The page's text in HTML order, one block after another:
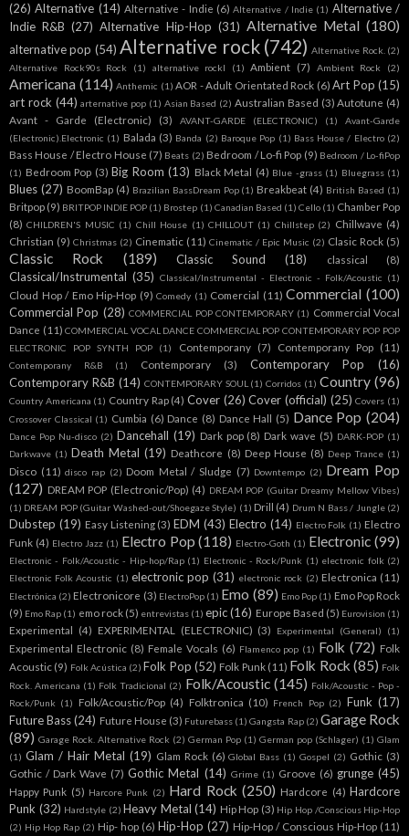
(26) Alternative (14) Alternative - Indie (6) Alternative / Indie (1) Alternative /
Indie R&B (27) Alternative Hip-Hop (31) Alternative Metal (180)
alternative pop (54) Alternative rock (742) Alternative Rock. (2)
Alternative Rock90s Rock
(1) alternative rockl (1) Ambient (7) Ambient Rock (2)
Americana (114) Anthemic (1) AOR - Adult Orientated Rock (6) Art Pop (15)
art rock (44) arternative pop (1) Asian Based (2) Australian Based (3) Autotune (4)
Avant - Garde (Electronic)
(3) AVANT-GARDE (ELECTRONIC) (1)
Avant-Garde
(Electronic).Electronic (1) Balada (3) Banda (2) Baroque Pop (1) Bass House / Electro (2)
Bass House / Electro House (7) Beats (2) Bedroom / Lo-fi Pop (9) Bedroom / Lo-fiPop
(1) Bedroom Pop (3) Big Room (13) Black Metal (4) Blue -grass (1) Bluegrass (1)
Blues (27) BoomBap (4) Brazilian BassDream Pop (1) Breakbeat (4) British Based (1)
Britpop (9) BRITPOP INDIE POP (1) Brostep (1) Canadian Based (1) Cello (1) Chamber Pop
(8) CHILDREN'S MUSIC (1) Chill House (1) CHILLOUT (1) Chillstep (2) Chillwave (4)
Christian (9) Christmas (2) Cinematic (11) Cinematic / Epic Music (2) Clasic Rock (5)
Classic Rock (189) Classic Sound (18) classical (8)
Classical/Instrumental (35) Classical/Instrumental - Electronic - Folk/Acoustic (1)
Cloud Hop / Emo Hip-Hop (9) Comedy (1) Comercial (11) Commercial (100)
Commercial Pop (28) COMMERCIAL POP CONTEMPORARY (1) Commercial Vocal
Dance (11) COMMERCIAL VOCAL DANCE COMMERCIAL POP CONTEMPORARY POP POP
ELECTRONIC POP SYNTH POP
(1) Contemporany (7) Contemporany Pop (11)
Contemporany R&B (1) Contemporary (3) Contemporary Pop
(16)
Contemporary R&B (14) CONTEMPORARY SOUL (1) Corridos (1) Country (96)
Country Americana (1) Country Rap (4) Cover (26) Cover (official) (25) Covers (1)
Crossover Classical (1) Cumbia (6) Dance (8) Dance Hall (5) Dance Pop (204)
Dance Pop Nu-disco (2) Dancehall (19) Dark pop (8) Dark wave (5) DARK-POP (1)
Darkwave (1) Death Metal (19) Deathcore (8) Deep House (8) Deep Trance (1)
Disco (11) disco rap (2) Doom Metal / Sludge (7) Downtempo (2) Dream Pop
(127) DREAM POP (Electronic/Pop) (4) DREAM POP (Guitar Dreamy Mellow Vibes)
(1) DREAM POP (Guitar Washed-out/Shoegaze Style) (1) Drill (4) Drum N Bass / Jungle (2)
Dubstep (19) Easy Listening (3) EDM (43) Electro (14) Electro Folk (1) Electro
Funk (4) Electro Jazz (1) Electro Pop (118) Electro-Goth (1) Electronic (99)
Electronic - Folk/Acoustic - Hip-hop/Rap (1) Electronic - Rock/Punk (1) electronic folk (2)
Electronic Folk Acoustic (1) electronic pop (31) electronic rock (2) Electronica (11)
Electrónica (2) Electronicore (3) ElectroPop (1) Emo (89) Emo Pop (1) Emo Pop Rock
(9) Emo Rap (1) emo rock (5) entrevistas (1) epic (16) Europe Based (5) Eurovision (1)
Experimental (4) EXPERIMENTAL (ELECTRONIC) (3) Experimental (General) (1)
Experimental Electronic (8) Female Vocals (6) Flamenco pop (1) Folk (72) Folk
Acoustic (9) Folk Acústica (2) Folk Pop (52) Folk Punk (11) Folk Rock (85) Folk
Rock. Americana (1) Folk Tradicional (2) Folk/Acoustic (145) Folk/Acoustic - Pop -
Rock/Punk (1) Folk/Acoustic/Pop (4) Folktronica (10) French Pop (2) Funk (17)
Future Bass (24) Future House (3) Futurebass (1) Gangsta Rap (2) Garage Rock
(89) Garage Rock. Alternative Rock (2) German Pop (1) German pop (Schlager) (1) Glam
(1) Glam / Hair Metal (19) Glam Rock (6) Global Bass (1) Gospel (2) Gothic (3)
Gothic / Dark Wave (7) Gothic Metal (14) Grime (1) Groove (6) grunge (45)
Happy Punk (5) Harcore Punk (2) Hard Rock (250) Hardcore (4) Hardcore
Punk (32) Hardstyle (2) Heavy Metal (14) Hip Hop (3) Hip Hop /Conscious Hip-Hop
(2) Hip Hop Rap (2) Hip- hop (6) Hip-Hop (27) Hip-Hop / Conscious Hip-Hop (11)